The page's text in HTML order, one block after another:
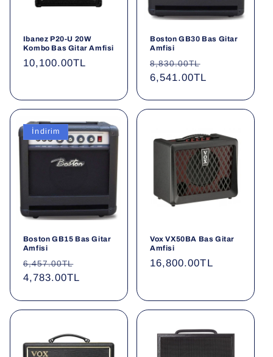
Ibanez P20-U 20W
Kombo Bas Gitar Amfisi
Normal
10,100.00TL
Boston GB30 Bas Gitar
Amfisi
Normal
fiyat
8,830.00TL
6,541.00TL
İndirim
Boston GB15 Bas Gitar
Amfisi
Normal
fiyat
6,457.00TL
4,783.00TL
Vox VX50BA Bas Gitar
Amfisi
Normal
16,800.00TL